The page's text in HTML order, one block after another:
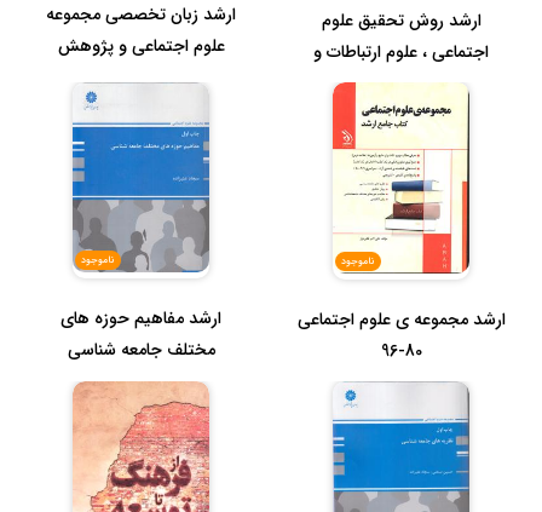
ارشد روش تحقیق علوم
اجتماعی ، علوم ارتباطات و
مطالعات ...
ارشد زبان تخصصی مجموعه
علوم اجتماعی و پژوهش
ناموجود
ارشد مجموعه ی علوم اجتماعی
80-96
ناموجود
ارشد مفاهیم حوزه های
مختلف جامعه شناسی